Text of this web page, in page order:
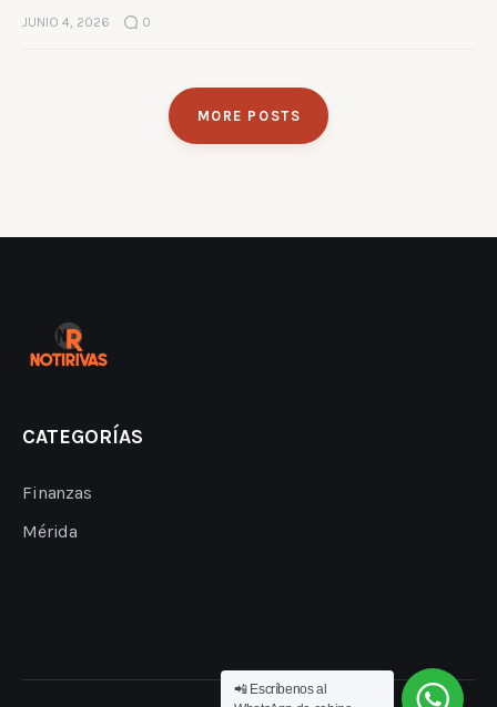
JUNIO 4, 2026 0
MORE POSTS
CATEGORÍAS
Finanzas
Mérida
📲 Escríbenos al